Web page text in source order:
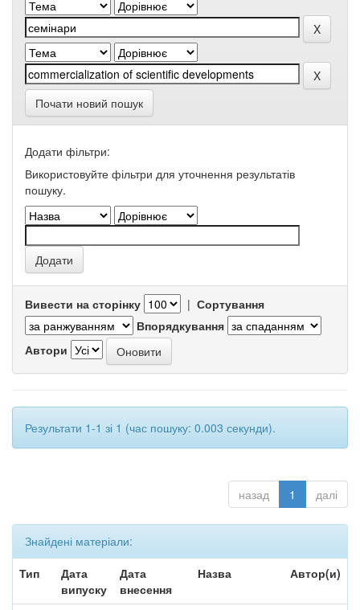
Почати новий пошук
Додати фільтри:
Використовуйте фільтри для уточнення результатів
пошуку.
Вивести на сторінку | Сортування
Впорядкування
Автори
Результати 1-1 зі 1 (час пошуку: 0.003 секунди).
назад 1 далі
Знайдені матеріали:
Тип
Дата
випуску
Дата
внесення
Назва Автор(и)